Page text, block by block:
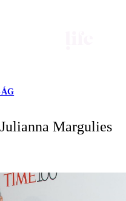
Margulies